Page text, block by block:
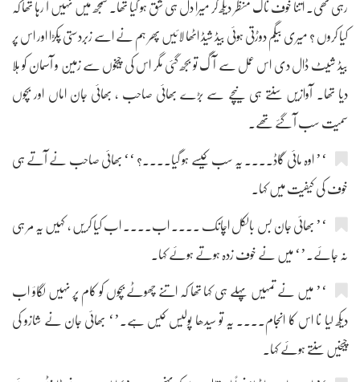
رہی تھی۔ اتنا خوف ناک منظر دیکھ کر میرا دل ہی شق ہو گیا تھا۔ سمجھ میں نہیں آ رہا تھا کہ
کیا کروں ؟ میری بیگم دوڑتی ہوئی بیڈ شیڈ اٹھا لائیں پھر ہم نے اسے زبردستی پکڑا اور اس پر
بیڈ شیٹ ڈال دی اس عمل سے آگ تو بجھ گئی مگر اس کی چیخوں سے زمین و آسمان کو ہلا
دیا تھا۔ آوازیں سنتے ہی نیچے سے بڑے بھائی صاحب ، بھائی جان اماں اور بچوں
سمیت سب آ گئے تھے۔
‘’ اوہ مائی گاڈ.... یہ سب کیسے ہو گیا....؟ ‘‘ بھائی صاحب نے آتے ہی
خوف کی کیفیت میں کہا۔
‘’ بھائی جان بس بالکل اچانک .... اب.... اب کیا کریں ، کہیں یہ مر ہی
نہ جائے۔’‘ میں نے خوف زدہ ہوتے ہوئے کہا۔
‘’ میں نے تمہیں پہلے ہی کہا تھا کہ اتنے چھوٹے بچوں کو کام پر نہیں لگاؤ اب
دیکھ لیا نا اس کا انجام.... یہ تو سیدھا پولیس کیس ہے۔’‘ بھائی جان نے شازو کی
چیخیں سنتے ہوئے کہا۔